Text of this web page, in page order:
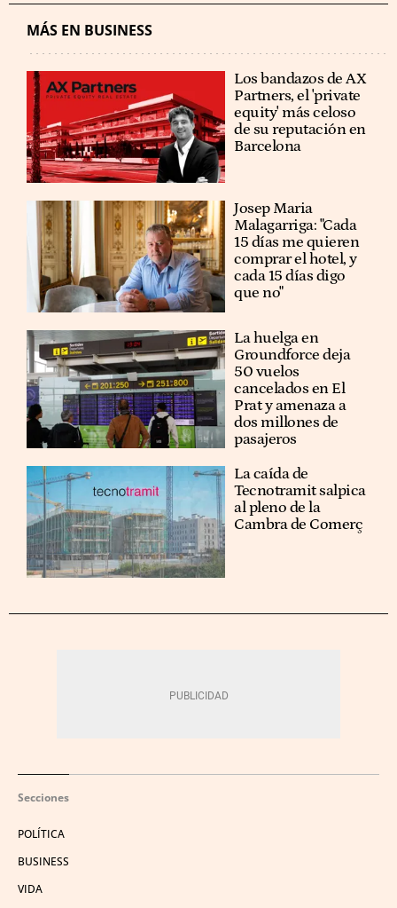
MÁS EN BUSINESS
Los bandazos de AX
Partners, el 'private
equity' más celoso
de su reputación en
Barcelona
​​Josep Maria
Malagarriga: "Cada
15 días me quieren
comprar el hotel, y
cada 15 días digo
que no"
La huelga en
Groundforce deja
50 vuelos
cancelados en El
Prat y amenaza a
dos millones de
pasajeros
La caída de
Tecnotramit salpica
al pleno de la
Cambra de Comerç
Secciones
POLÍTICA
BUSINESS
VIDA